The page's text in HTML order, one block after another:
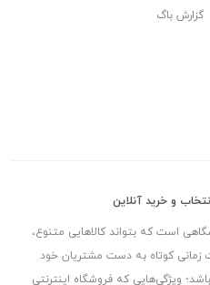
گزارش باگ
و خرید آنلاین
است که بتواند کالاهایی متنوع،
زمانی کوتاه به دست مشتریان خود
ویژگی‌هایی که فروشگاه اینترنتی